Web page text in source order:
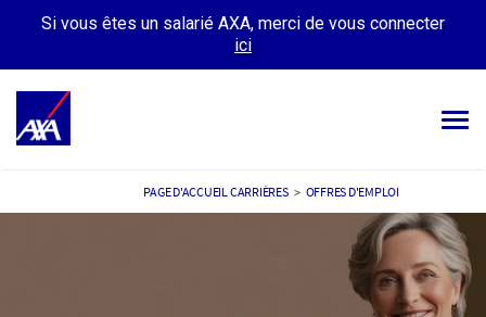
Si vous êtes un salarié AXA, merci de vous connecter
ici
PAGE D'ACCUEIL CARRIÈRES > OFFRES D'EMPLOI